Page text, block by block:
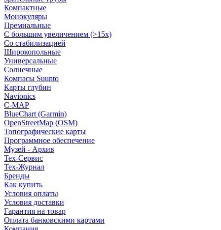
Компактные
Монокуляры
Премиальные
С большим увеличением (>15x)
Со стабилизацией
Широкопольные
Универсальные
Солнечные
Компасы Suunto
Карты глубин
Navionics
C-MAP
BlueChart (Garmin)
OpenStreetMap (OSM)
Топографические карты
Программное обеспечение
Музей - Архив
Tex-Сервис
Тех-Журнал
Бренды
Как купить
Условия оплаты
Условия доставки
Гарантия на товар
Оплата банковскими картами